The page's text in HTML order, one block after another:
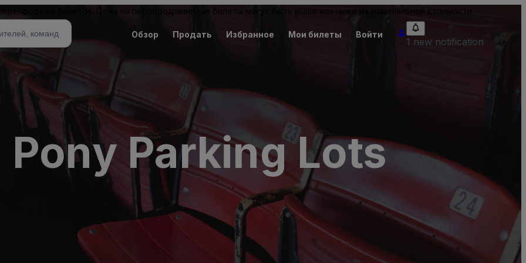
билетов. Цены на перепродаваемые билеты могут быть выше или ниже их номинальной стоимости.
Обзор Продать Избранное Мои билеты Войти
1 new notification
Pony Parking Lots